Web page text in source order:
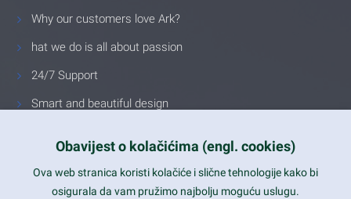
Why our customers love Ark?
hat we do is all about passion
24/7 Support
Smart and beautiful design
Latest trends and much more...
Obavijest o kolačićima (engl. cookies)
Ova web stranica koristi kolačiće i slične tehnologije kako bi
osigurala da vam pružimo najbolju moguću uslugu.